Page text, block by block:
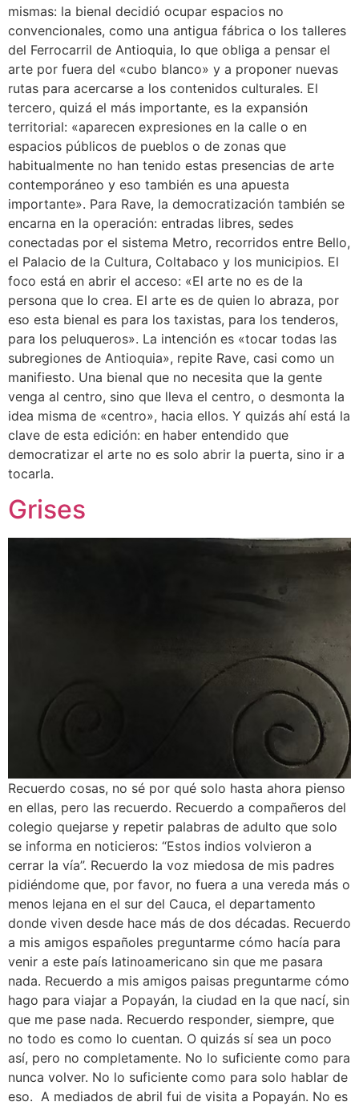
mismas: la bienal decidió ocupar espacios no
convencionales, como una antigua fábrica o los talleres
del Ferrocarril de Antioquia, lo que obliga a pensar el
arte por fuera del «cubo blanco» y a proponer nuevas
rutas para acercarse a los contenidos culturales. El
tercero, quizá el más importante, es la expansión
territorial: «aparecen expresiones en la calle o en
espacios públicos de pueblos o de zonas que
habitualmente no han tenido estas presencias de arte
contemporáneo y eso también es una apuesta
importante». Para Rave, la democratización también se
encarna en la operación: entradas libres, sedes
conectadas por el sistema Metro, recorridos entre Bello,
el Palacio de la Cultura, Coltabaco y los municipios. El
foco está en abrir el acceso: «El arte no es de la
persona que lo crea. El arte es de quien lo abraza, por
eso esta bienal es para los taxistas, para los tenderos,
para los peluqueros». La intención es «tocar todas las
subregiones de Antioquia», repite Rave, casi como un
manifiesto. Una bienal que no necesita que la gente
venga al centro, sino que lleva el centro, o desmonta la
idea misma de «centro», hacia ellos. Y quizás ahí está la
clave de esta edición: en haber entendido que
democratizar el arte no es solo abrir la puerta, sino ir a
tocarla.
Grises
Recuerdo cosas, no sé por qué solo hasta ahora pienso
en ellas, pero las recuerdo. Recuerdo a compañeros del
colegio quejarse y repetir palabras de adulto que solo
se informa en noticieros: “Estos indios volvieron a
cerrar la vía”. Recuerdo la voz miedosa de mis padres
pidiéndome que, por favor, no fuera a una vereda más o
menos lejana en el sur del Cauca, el departamento
donde viven desde hace más de dos décadas. Recuerdo
a mis amigos españoles preguntarme cómo hacía para
venir a este país latinoamericano sin que me pasara
nada. Recuerdo a mis amigos paisas preguntarme cómo
hago para viajar a Popayán, la ciudad en la que nací, sin
que me pase nada. Recuerdo responder, siempre, que
no todo es como lo cuentan. O quizás sí sea un poco
así, pero no completamente. No lo suficiente como para
nunca volver. No lo suficiente como para solo hablar de
eso. A mediados de abril fui de visita a Popayán. No es